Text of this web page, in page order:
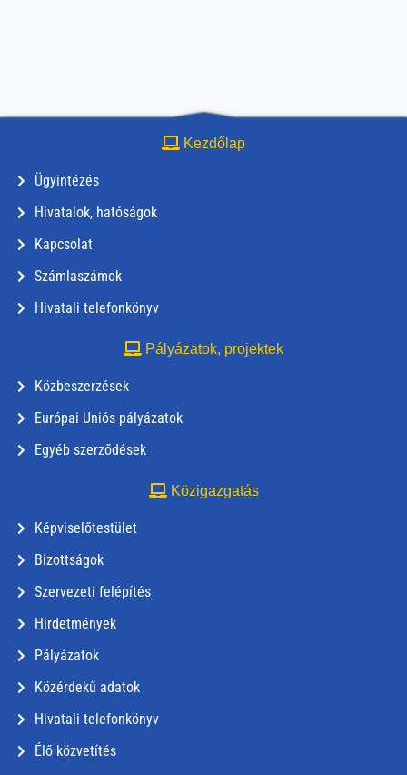
Kezdőlap
Ügyintézés
Hivatalok, hatóságok
Kapcsolat
Számlaszámok
Hivatali telefonkönyv
Pályázatok, projektek
Közbeszerzések
Európai Uniós pályázatok
Egyéb szerződések
Közigazgatás
Képviselőtestület
Bizottságok
Szervezeti felépítés
Hirdetmények
Pályázatok
Közérdekű adatok
Hivatali telefonkönyv
Élő közvetítés